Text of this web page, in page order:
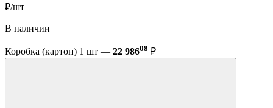
₽/шт
В наличии
Коробка (картон) 1 шт — 22 98608 ₽